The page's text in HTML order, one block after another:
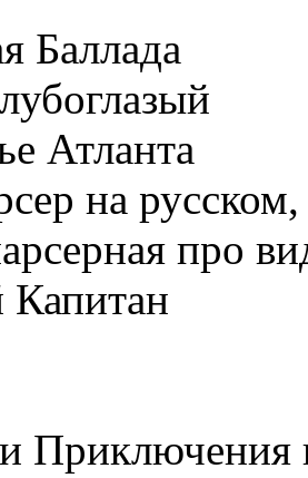
Баллада
Атланта
на
про
Приключения